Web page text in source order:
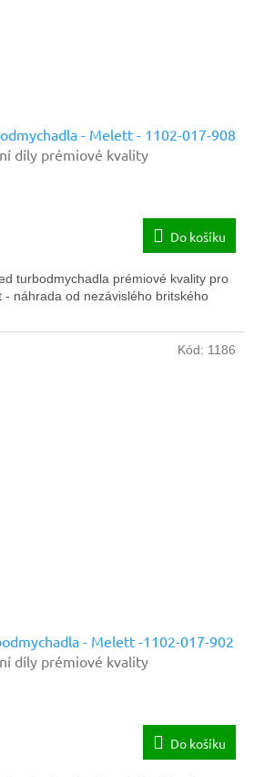
- Melett - 1102-017-908
díly prémiové kvality
Do košíku
turbodmychadla prémiové kvality pro
náhrada od nezávislého britského
- Melett -1102-017-902
díly prémiové kvality
Do košíku
Kód: 1186